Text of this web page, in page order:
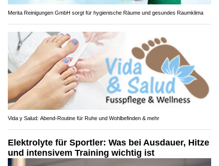
Merita Reinigungen GmbH sorgt für hygienische Räume und gesundes Raumklima
Vida y Salud: Abend-Routine für Ruhe und Wohlbefinden & mehr
Elektrolyte für Sportler: Was bei Ausdauer, Hitze
und intensivem Training wichtig ist